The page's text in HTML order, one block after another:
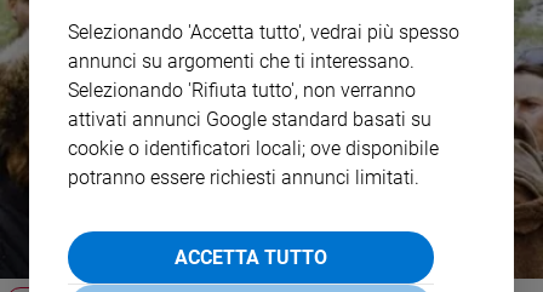
Selezionando 'Accetta tutto', vedrai più spesso
annunci su argomenti che ti interessano.
Selezionando 'Rifiuta tutto', non verranno
attivati annunci Google standard basati su
cookie o identificatori locali; ove disponibile
potranno essere richiesti annunci limitati.
ACCETTA TUTTO